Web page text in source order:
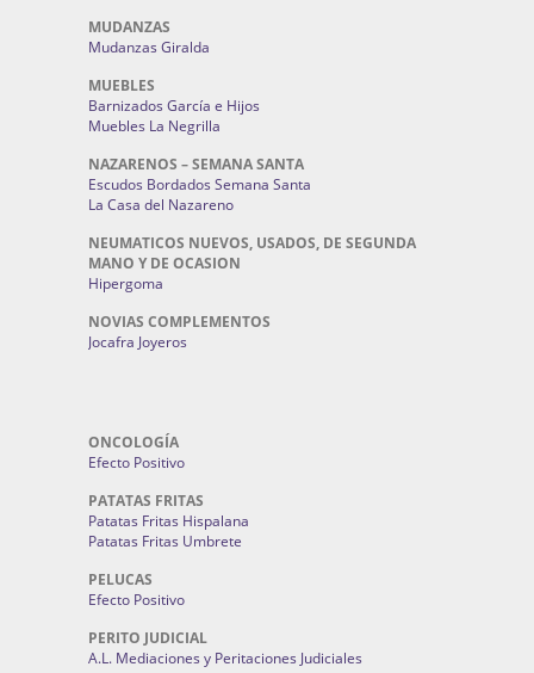
MUDANZAS
Mudanzas Giralda
MUEBLES
Barnizados García e Hijos
Muebles La Negrilla
NAZARENOS – SEMANA SANTA
Escudos Bordados Semana Santa
La Casa del Nazareno
NEUMATICOS NUEVOS, USADOS, DE SEGUNDA
MANO Y DE OCASION
Hipergoma
NOVIAS COMPLEMENTOS
Jocafra Joyeros
ONCOLOGÍA
Efecto Positivo
PATATAS FRITAS
Patatas Fritas Hispalana
Patatas Fritas Umbrete
PELUCAS
Efecto Positivo
PERITO JUDICIAL
A.L. Mediaciones y Peritaciones Judiciales